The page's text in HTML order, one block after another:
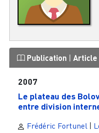
Publication Article
2007
Le plateau des
entre division
Frédéric Fortunel |